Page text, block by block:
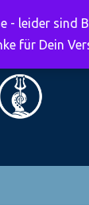
- leider sind
für Dein